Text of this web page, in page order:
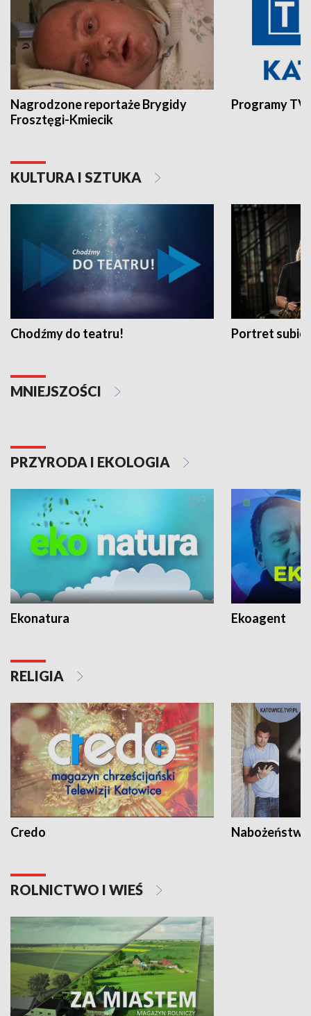
Nagrodzone reportaże Brygidy
Frosztęgi-Kmiecik
Programy
KULTURA I SZTUKA
Chodźmy do teatru! Portret
MNIEJSZOŚCI
PRZYRODA I EKOLOGIA
Ekonatura Ekoagent
RELIGIA
Credo
ROLNICTWO I WIEŚ